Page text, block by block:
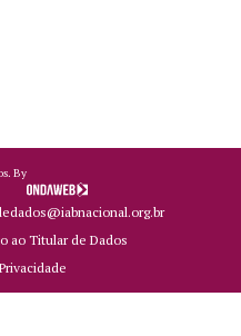
By
ao Titular de Dados